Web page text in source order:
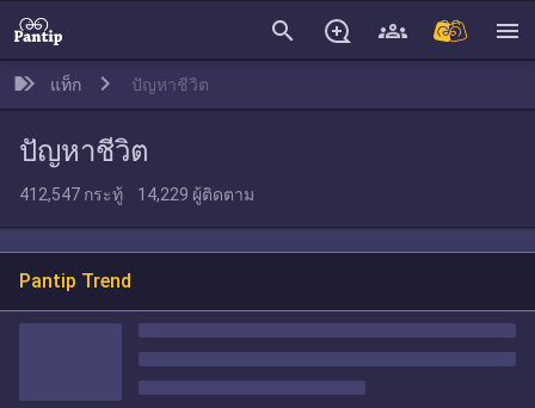
search menu
แท็ก ปัญหาชีวิต
ปัญหาชีวิต
412,547 กระทู้ 14,229 ผู้ติดตาม
Pantip Trend